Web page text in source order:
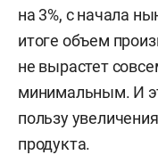
на 3%, с начала
итоге объем
не вырастет
минимальным. И
пользу
продукта.